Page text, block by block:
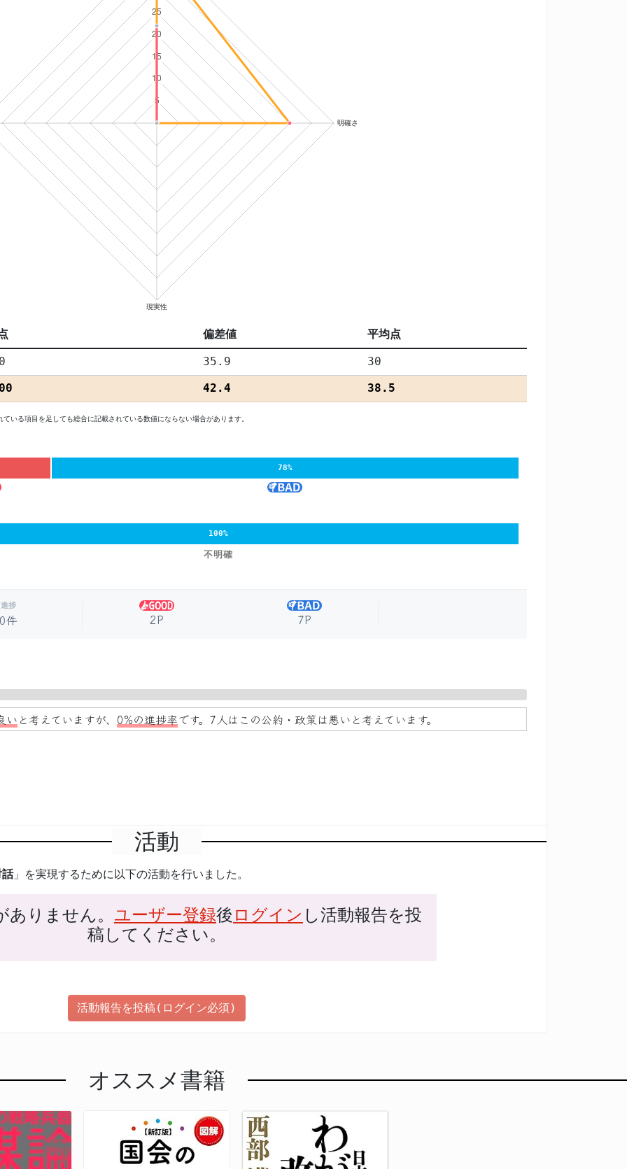
偏差値 平均点
35.9
30
42.4 38.5
いる項目を足しても総合に記載されている数値にならない場合があります。
78%
100%
不明確
進捗
件 2P 7P
い と考えていますが、 0%の進捗率です。7人はこの公約・政策は悪いと考えています。
活動
」を実現するために以下の活動を行いました。
ありません。 ユーザー登録後 ログイン し活動報告を投
稿してください。
活動報告を投稿(ログイン必須)
オススメ書籍